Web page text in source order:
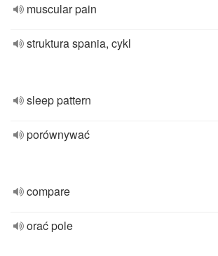
muscular pain
struktura spania, cykl
sleep pattern
porównywać
compare
orać pole